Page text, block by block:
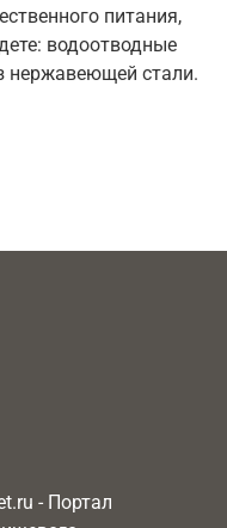
питания,
водоотводные
нержавеющей стали.
- Портал